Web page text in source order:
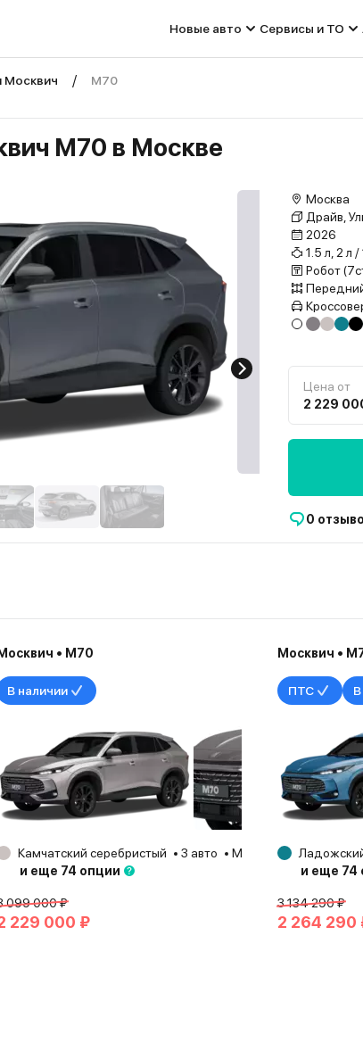
Новые авто Сервисы и ТО
Москвич М70
М70 в Москве
Москва
Драйв,
2026
1.5 л, 2 л
Робот
Цена от
2 229
0
Москвич • М70
В наличии
Камчатский серебристый 3 авто Москва
2026
и еще 74 опции
099 000 ₽
229 000 ₽
Москвич •
ПТС
и еще 74
3 134 290 ₽
2 264 290